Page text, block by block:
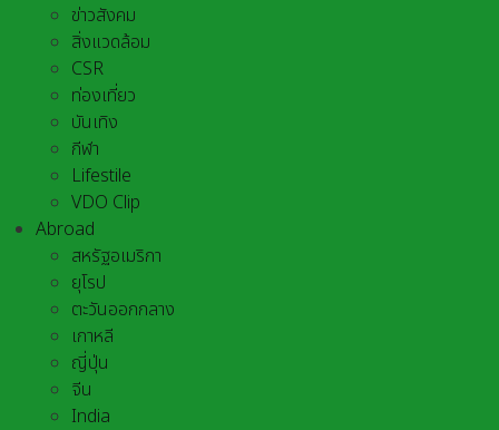
ข่าวสังคม
สิ่งแวดล้อม
CSR
ท่องเที่ยว
บันเทิง
กีฬา
Lifestile
VDO Clip
Abroad
สหรัฐอเมริกา
ยุโรป
ตะวันออกกลาง
เกาหลี
ญี่ปุ่น
จีน
India